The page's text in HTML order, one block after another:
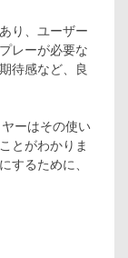
り、ユーザー
レーが必要な
待感など、良
ーはその使い
とがわかりま
するために、